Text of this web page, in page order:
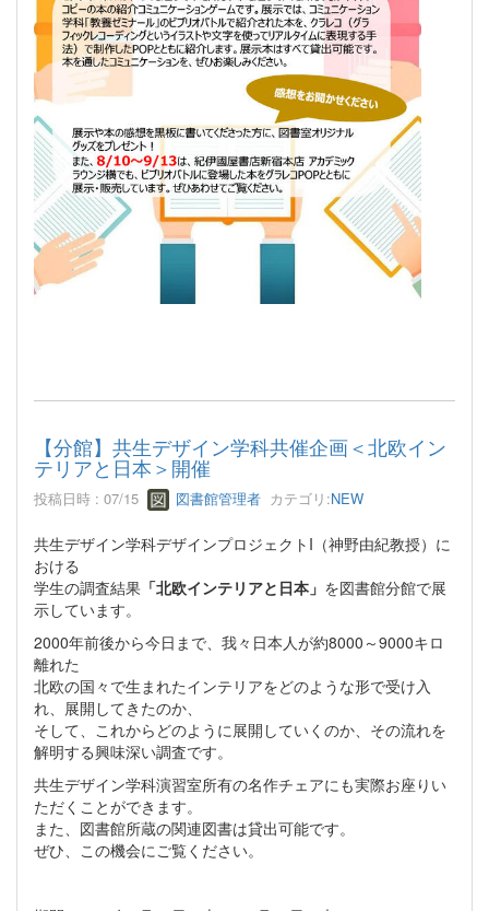
【分館】共生デザイン学科共催企画＜北欧イン
テリアと日本＞開催
投稿日時 : 07/15 図書館管理者 カテゴリ:NEW
共生デザイン学科デザインプロジェクトI（神野由紀教授）に
おける
学生の調査結果 「北欧インテリアと日本」 を図書館分館で展
示しています。
2000年前後から今日まで、我々日本人が約8000～9000キロ
離れた
北欧の国々で生まれたインテリアをどのような形で受け入
れ、展開してきたのか、
そして、これからどのように展開していくのか、その流れを
解明する興味深い調査です。
共生デザイン学科演習室所有の名作チェアにも実際お座りい
ただくことができます。
また、図書館所蔵の関連図書は貸出可能です。
ぜひ、この機会にご覧ください。